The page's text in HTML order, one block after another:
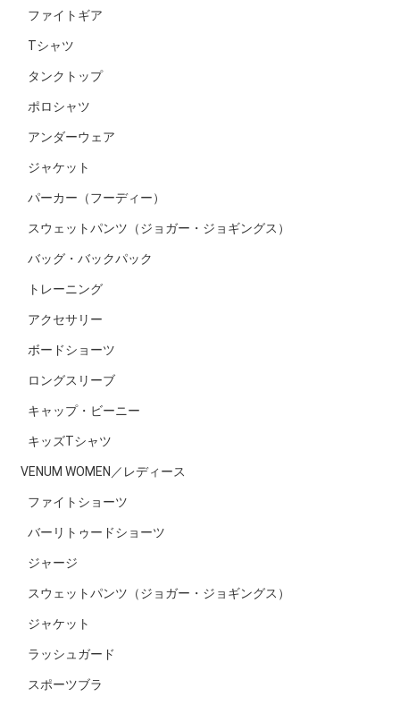
ファイトギア
Tシャツ
タンクトップ
ポロシャツ
アンダーウェア
ジャケット
パーカー（フーディー）
スウェットパンツ（ジョガー・ジョギングス）
バッグ・バックパック
トレーニング
アクセサリー
ボードショーツ
ロングスリーブ
キャップ・ビーニー
キッズTシャツ
VENUM WOMEN／レディース
ファイトショーツ
バーリトゥードショーツ
ジャージ
スウェットパンツ（ジョガー・ジョギングス）
ジャケット
ラッシュガード
スポーツブラ